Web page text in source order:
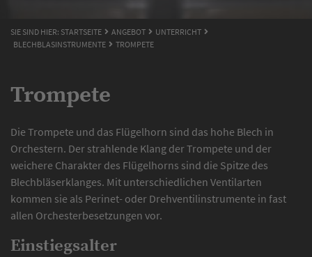
SIE SIND HIER: STARTSEITE ANGEBOT
UNTERRICHT
BLECHBLASINSTRUMENTE
TROMPETE
Trompete
Die Trompete und das Flügelhorn sind das hohe Blech in
Orchestern. Der strahlende Klang der Trompete und der
weichere Charakter des Flügelhorns sind die Spitze des
Blechbläserklanges. Mit unterschiedlichen Ventilarten
kommen sie als Perinet- oder Drehventilinstrumente in fast
allen Orchesterbesetzungen vor.
Einstiegsalter